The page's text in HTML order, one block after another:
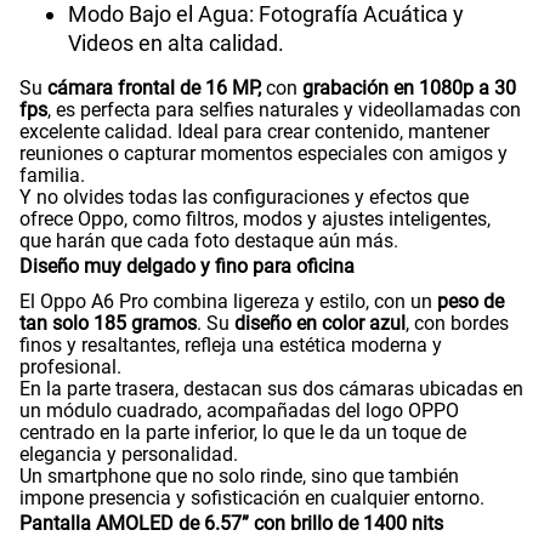
Modo Bajo el Agua: Fotografía Acuática y
Videos en alta calidad.
Su cámara frontal de 16 MP,con grabación en 1080p a 30
fps, es perfecta para selfies naturales y videollamadas con
excelente calidad. Ideal para crear contenido, mantener
reuniones o capturar momentos especiales con amigos y
familia.
Y no olvides todas las configuraciones y efectos que
ofrece Oppo, como filtros, modos y ajustes inteligentes,
que harán que cada foto destaque aún más.
Diseño muy delgado y fino para oficina
El Oppo A6 Pro combina ligereza y estilo, con un peso de
tan solo 185 gramos. Su diseño en color azul , con bordes
finos y resaltantes, refleja una estética moderna y
profesional.
En la parte trasera, destacan sus dos cámaras ubicadas en
un módulo cuadrado, acompañadas del logo OPPO
centrado en la parte inferior, lo que le da un toque de
elegancia y personalidad.
Un smartphone que no solo rinde, sino que también
impone presencia y sofisticación en cualquier entorno.
Pantalla AMOLED de 6.57” con brillo de 1400 nits